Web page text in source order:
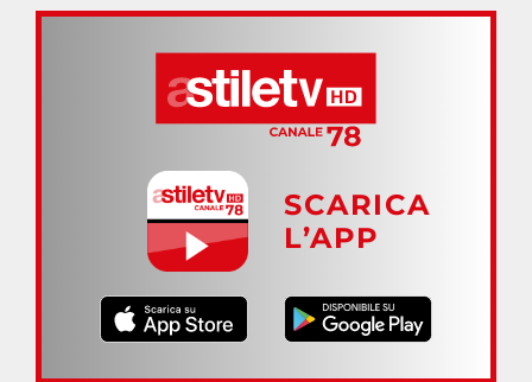
SCARICA
L’APP